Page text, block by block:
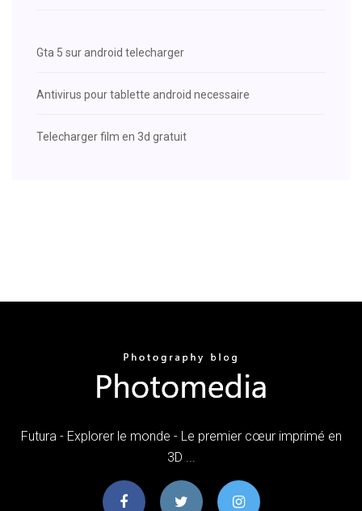
Gta 5 sur android telecharger
Antivirus pour tablette android necessaire
Telecharger film en 3d gratuit
Futura - Explorer le monde - Le premier cœur imprimé en
3D ...